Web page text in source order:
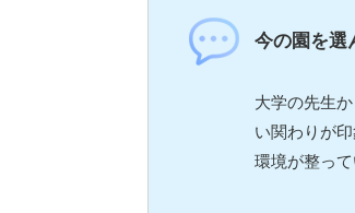
今の園を選
大学の先生
い関わりが
環境が整っ